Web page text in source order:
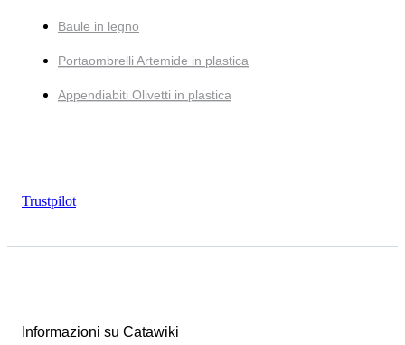
Baule in legno
Portaombrelli Artemide in plastica
Appendiabiti Olivetti in plastica
Trustpilot
Informazioni su Catawiki